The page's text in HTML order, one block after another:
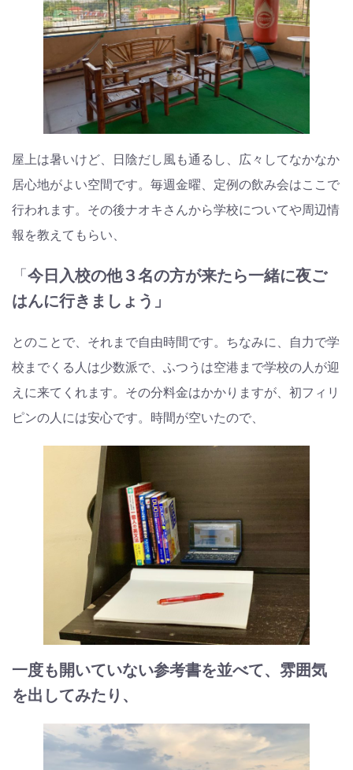
屋上は暑いけど、日陰だし風も通るし、広々してなかなか
居心地がよい空間です。毎週金曜、定例の飲み会はここで
行われます。その後ナオキさんから学校についてや周辺情
報を教えてもらい、
「今日入校の他３名の方が来たら一緒に夜ご
はんに行きましょう」
とのことで、それまで自由時間です。ちなみに、自力で学
校までくる人は少数派で、ふつうは空港まで学校の人が迎
えに来てくれます。その分料金はかかりますが、初フィリ
ピンの人には安心です。時間が空いたので、
一度も開いていない参考書を並べて、雰囲気
を出してみたり、